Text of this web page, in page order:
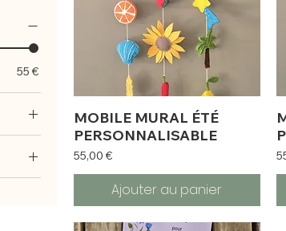
55 €
MOBILE MURAL ÉTÉ
PERSONNALISABLE
Prix
55,00 €
Ajouter au panier